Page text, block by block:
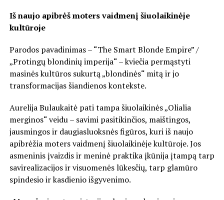
Iš naujo apibrėš moters vaidmenį šiuolaikinėje
kultūroje
Parodos pavadinimas – “The Smart Blonde Empire” /
„Protingų blondinių imperija“ – kviečia permąstyti
masinės kultūros sukurtą „blondinės“ mitą ir jo
transformacijas šiandienos kontekste.
Aurelija Bulaukaitė pati tampa šiuolaikinės „Olialia
merginos“ veidu – savimi pasitikinčios, maištingos,
jausmingos ir daugiasluoksnės figūros, kuri iš naujo
apibrėžia moters vaidmenį šiuolaikinėje kultūroje. Jos
asmeninis įvaizdis ir meninė praktika įkūnija įtampą tarp
savirealizacijos ir visuomenės lūkesčių, tarp glamūro
spindesio ir kasdienio išgyvenimo.